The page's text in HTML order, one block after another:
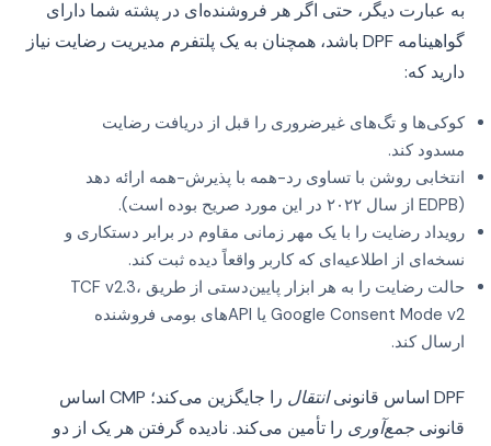
به عبارت دیگر، حتی اگر هر فروشنده‌ای در پشته شما دارای
گواهینامه DPF باشد، همچنان به یک پلتفرم مدیریت رضایت نیاز
دارید که:
کوکی‌ها و تگ‌های غیرضروری را قبل از دریافت رضایت
مسدود کند.
انتخابی روشن با تساوی رد-همه با پذیرش-همه ارائه دهد
(EDPB از سال ۲۰۲۲ در این مورد صریح بوده است).
رویداد رضایت را با یک مهر زمانی مقاوم در برابر دستکاری و
نسخه‌ای از اطلاعیه‌ای که کاربر واقعاً دیده ثبت کند.
حالت رضایت را به هر ابزار پایین‌دستی از طریق TCF v2.3،
Google Consent Mode v2 یا APIهای بومی فروشنده
ارسال کند.
DPF اساس قانونی انتقال
را جایگزین می‌کند؛ CMP اساس
قانونی جمع‌آوری را تأمین می‌کند. نادیده گرفتن هر یک از دو